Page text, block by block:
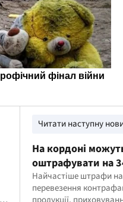
Читати наступну
На кордоні
оштрафувати на
гривень: що
Найчастіше штрафи
перевезення